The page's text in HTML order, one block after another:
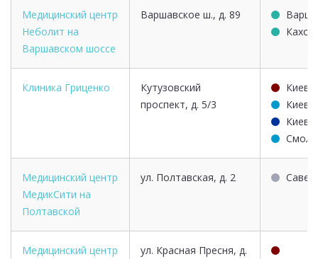
Медицинский центр
Неболит на
Варшавском шоссе
Варшавское ш., д. 89
Клиника Гриценко
Кутузовский
проспект, д. 5/3
Медицинский центр
МедикСити на
Полтавской
ул. Полтавская, д. 2
Медицинский центр
ул. Красная Пресня, д.